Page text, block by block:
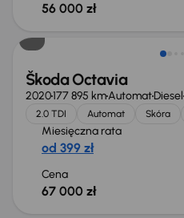
56 000 zł
Škoda Octavia
2020177 895 kmAutomatDiesel
2.0 TDI Automat Skóra
Miesięczna rata
od 399 zł
Cena
67 000 zł